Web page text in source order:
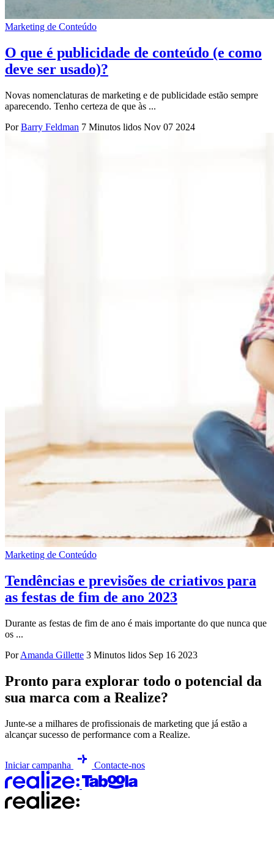
Marketing de Conteúdo
O que é publicidade de conteúdo (e como
deve ser usado)?
Novas nomenclaturas de marketing e de publicidade estão sempre
aparecendo. Tenho certeza de que às ...
Por Barry Feldman 7 Minutos lidos Nov 07 2024
Marketing de Conteúdo
Tendências e previsões de criativos para
as festas de fim de ano 2023
Durante as festas de fim de ano é mais importante do que nunca que
os ...
Por Amanda Gillette 3 Minutos lidos Sep 16 2023
Pronto para explorar todo o potencial da
sua marca com a Realize?
Junte-se a milhares de profissionais de marketing que já estão a
alcançar sucesso de performance com a Realize.
Iniciar campanha Contacte-nos